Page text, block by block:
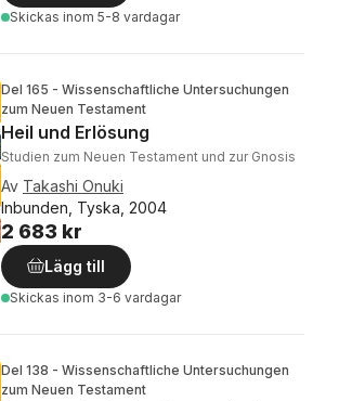
Skickas inom 5-8 vardagar
Del 165 - Wissenschaftliche Untersuchungen
zum Neuen Testament
Heil und Erlösung
Studien zum Neuen Testament und zur Gnosis
Av Takashi Onuki
Inbunden, Tyska, 2004
2 683 kr
Lägg till
Skickas inom 3-6 vardagar
Del 138 - Wissenschaftliche Untersuchungen
zum Neuen Testament